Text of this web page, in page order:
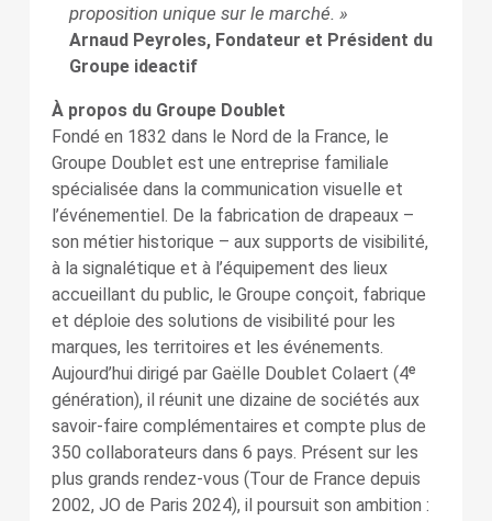
proposition unique sur le marché. »
Arnaud Peyroles, Fondateur et Président du
Groupe ideactif
À propos du Groupe Doublet
Fondé en 1832 dans le Nord de la France, le
Groupe Doublet est une entreprise familiale
spécialisée dans la communication visuelle et
l’événementiel. De la fabrication de drapeaux –
son métier historique – aux supports de visibilité,
à la signalétique et à l’équipement des lieux
accueillant du public, le Groupe conçoit, fabrique
et déploie des solutions de visibilité pour les
marques, les territoires et les événements.
Aujourd’hui dirigé par Gaëlle Doublet Colaert (4ᵉ
génération), il réunit une dizaine de sociétés aux
savoir-faire complémentaires et compte plus de
350 collaborateurs dans 6 pays. Présent sur les
plus grands rendez-vous (Tour de France depuis
2002, JO de Paris 2024), il poursuit son ambition :